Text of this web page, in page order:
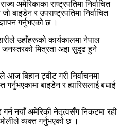
अमेरिकाका राष्ट्रपतिमा निर्वाचित
बाइडेन र उपराष्ट्रपतिमा निर्वाचित
गर्नुभएको छ ।
उहाँहरूको कार्यकालमा नेपाल–
जनस्तरको मित्रता अझ सुदृढ हुने
आज बिहान ट्वीट गरी निर्वाचनमा
गर्नुभएकामा बाइडेन र ह्यारिसलाई बधाई
नयाँ अमेरिकी नेतृत्वसँग निकटमा रही
ओलीले व्यक्त गर्नुभएको छ ।